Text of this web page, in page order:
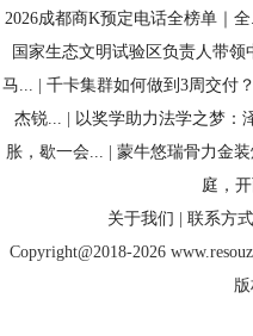
2026成都商K预定电话全榜单｜全
国家生态文明试验区负责人带领
马...
千卡集群如何做到3周交付
杰锐...
以奖学助力法学之梦：
胀，歇一会...
蒙牛悠瑞骨力金
庭，
关于我们
联系方式
Copyright@2018-2026